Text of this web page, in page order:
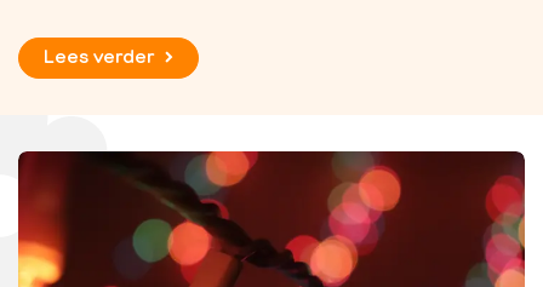
Lees verder